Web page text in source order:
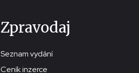
Zpravodaj
Seznam vydání
Ceník inzerce